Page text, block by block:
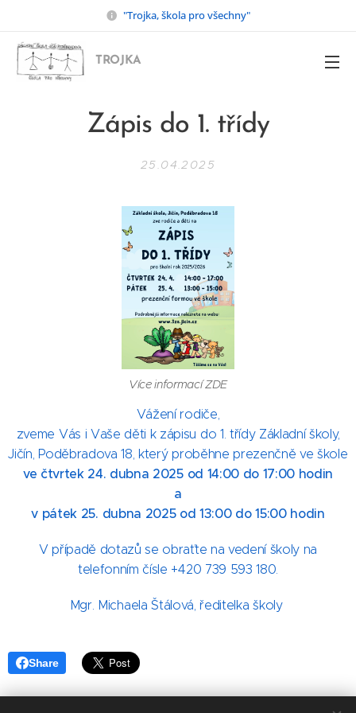
"Trojka, škola pro všechny"
TROJKA
Zápis do 1. třídy
25.04.2025
Více informací ZDE
Vážení rodiče,
zveme Vás i Vaše děti k zápisu do 1. třídy Základní školy,
Jičín, Poděbradova 18, který proběhne prezenčně ve škole
ve čtvrtek 24. dubna 2025 od 14:00 do 17:00 hodin
a
v pátek 25. dubna 2025 od 13:00 do 15:00 hodin
V případě dotazů se obraťte na vedení školy na
telefonním čísle +420 739 593 180.
Mgr. Michaela Štálová, ředitelka školy
Share